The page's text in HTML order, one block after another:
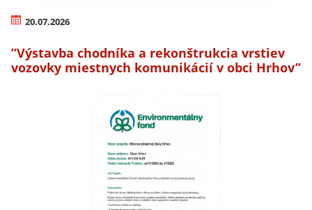
20.07.2026
’’Výstavba chodníka a rekonštrukcia vrstiev
vozovky miestnych komunikácií v obci Hrhov’’